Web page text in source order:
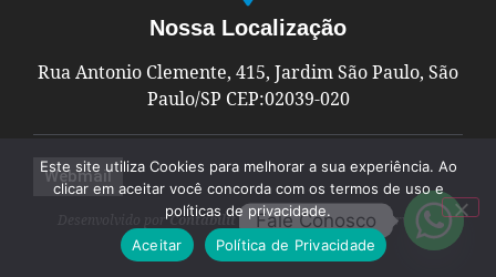
Nossa Localização
Rua Antonio Clemente, 415, Jardim São Paulo, São
Paulo/SP CEP:02039-020
Webmail
Desenvolvido porContabilit© Todos os Direitos Reservados
Este site utiliza Cookies para melhorar a sua experiência. Ao
clicar em aceitar você concorda com os termos de uso e
políticas de privacidade.
Aceitar
Política de Privacidade​
Fale Conosco